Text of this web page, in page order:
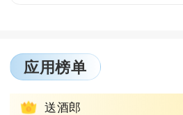
应用榜单
1 送酒郎